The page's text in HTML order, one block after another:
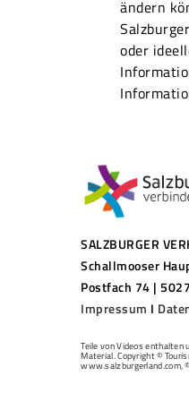
ändern
oder
SALZBURGER
Schallmooser
Postfach 74 |
Impressum I
Teile von Videos enthalten
Material. Copyright ©
www.salzburgerland.com,